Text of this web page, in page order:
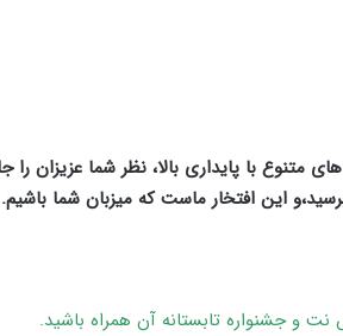
متنوع با پایداری بالا، نظر شما عزیزان
این افتخار ماست که میزبان شما باشیم.
نت و جشنواره تابستانه آن همراه باشید.